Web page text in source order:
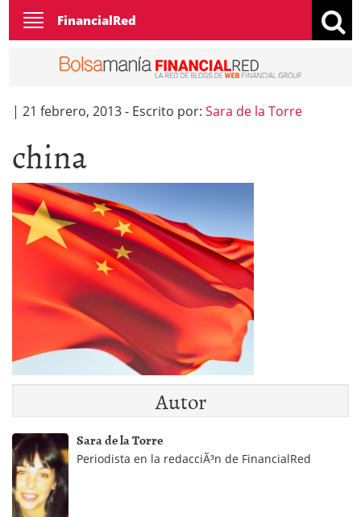
Toggle
navigation
FinancialRed
| 21 febrero, 2013- Escrito por: Sara de la Torre
china
Autor
Sara de la Torre
Periodista en la redacciÃ³n de FinancialRed